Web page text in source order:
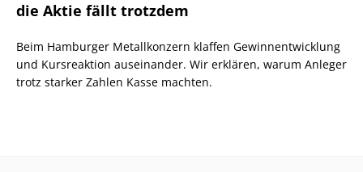
die Aktie fällt trotzdem
Beim Hamburger Metallkonzern klaffen Gewinnentwicklung
und Kursreaktion auseinander. Wir erklären, warum Anleger
trotz starker Zahlen Kasse machten.